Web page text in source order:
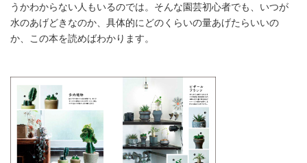
うかわからない人もいるのでは。そんな園芸初心者でも、いつが
水のあげどきなのか、具体的にどのくらいの量あげたらいいの
か、この本を読めばわかります。